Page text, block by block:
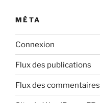
MÉTA
Connexion
Flux des publications
Flux des commentaires